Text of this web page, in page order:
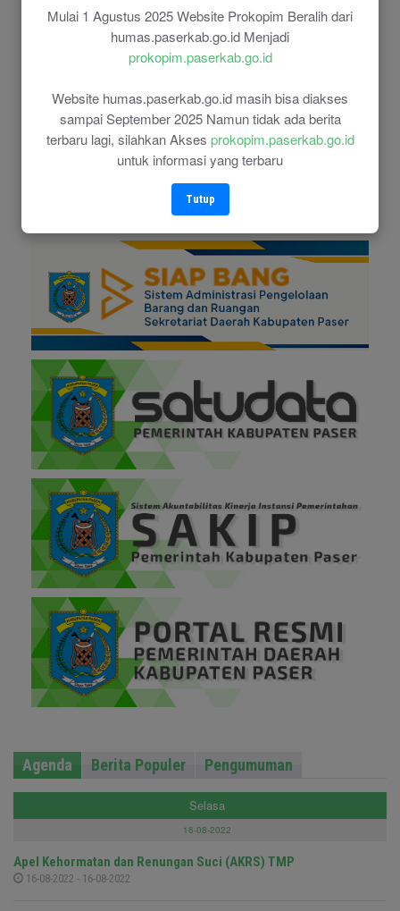
Mulai 1 Agustus 2025 Website Prokopim Beralih dari
humas.paserkab.go.id Menjadi
prokopim.paserkab.go.id
Website humas.paserkab.go.id masih bisa diakses
sampai September 2025 Namun tidak ada berita
terbaru lagi, silahkan Akses prokopim.paserkab.go.id
untuk informasi yang terbaru
Tutup
Agenda Berita Populer Pengumuman
Selasa
16-08-2022
Apel Kehormatan dan Renungan Suci (AKRS) TMP
16-08-2022 - 16-08-2022